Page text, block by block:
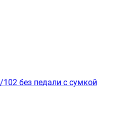
без педали с сумкой